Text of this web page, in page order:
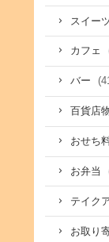
スイー
カフェ
バー
百貨店
おせち
お弁当
テイク
お取り